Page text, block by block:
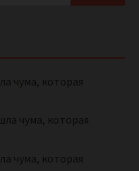
чума, которая
чума, которая
чума, которая